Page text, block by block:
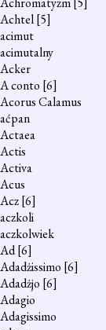
Achtel[5]
acimut
acimutalny
Acker
A conto [6]
Acorus Calamus
aćpan
Actaea
Actis
Activa
Acus
Acz[6]
aczkoli
aczkolwiek
Ad[6]
Adadżissimo [6]
Adadżjo [6]
Adagio
Adagissimo